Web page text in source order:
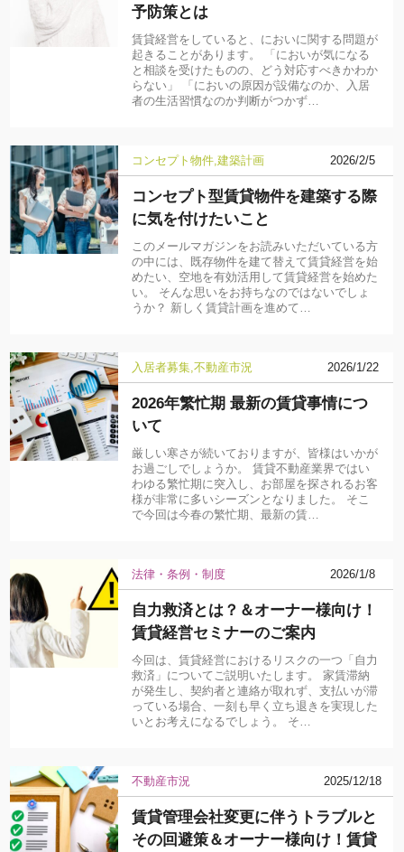
予防策とは
賃貸経営をしていると、においに関する問題が
起きることがあります。 「においが気になる
と相談を受けたものの、どう対応すべきかわか
らない」 「においの原因が設備なのか、入居
者の生活習慣なのか判断がつかず…
コンセプト物件 建築計画 2026/2/5
コンセプト型賃貸物件を建築する際
に気を付けたいこと
このメールマガジンをお読みいただいている方
の中には、既存物件を建て替えて賃貸経営を始
めたい、空地を有効活用して賃貸経営を始めた
い。 そんな思いをお持ちなのではないでしょ
うか？ 新しく賃貸計画を進めて…
入居者募集 不動産市況 2026/1/22
2026年繁忙期 最新の賃貸事情につ
いて
厳しい寒さが続いておりますが、皆様はいかが
お過ごしでしょうか。 賃貸不動産業界ではい
わゆる繁忙期に突入し、お部屋を探されるお客
様が非常に多いシーズンとなりました。 そこ
で今回は今春の繁忙期、最新の賃…
法律・条例・制度 2026/1/8
自力救済とは？＆オーナー様向け！
賃貸経営セミナーのご案内
今回は、賃貸経営におけるリスクの一つ「自力
救済」についてご説明いたします。 家賃滞納
が発生し、契約者と連絡が取れず、支払いが滞
っている場合、一刻も早く立ち退きを実現した
いとお考えになるでしょう。 そ…
不動産市況 2025/12/18
賃貸管理会社変更に伴うトラブルと
その回避策＆オーナー様向け！賃貸